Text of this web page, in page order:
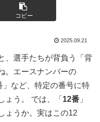
コピー
2025.09.21
、選手たちが背負う「背
。エースナンバーの
」など、特定の番号に特
ょう。 では、「 12番 」
ょうか。実はこの12